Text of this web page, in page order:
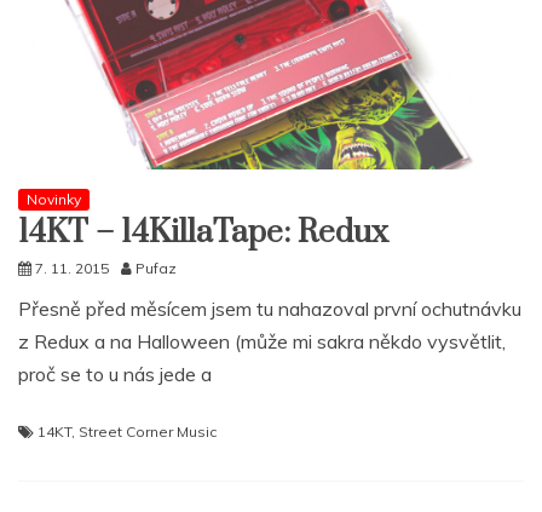
Novinky
14KT – 14KillaTape: Redux
7. 11. 2015 Pufaz
Přesně před měsícem jsem tu nahazoval první ochutnávku
z Redux a na Halloween (může mi sakra někdo vysvětlit,
proč se to u nás jede a
14KT, Street Corner Music